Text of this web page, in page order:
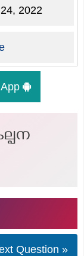
2022
Question »